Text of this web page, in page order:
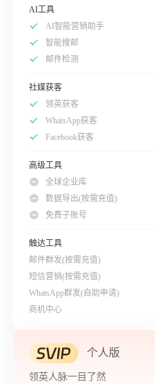
AI工具
AI智能营销助手
智能搜邮
邮件检测
社媒获客
领英获客
WhatsApp获客
Facebook获客
高级工具
全球企业库
数据导出(按需充值)
免费子账号
触达工具
邮件群发(按需充值)
短信营销(按需充值)
WhatsApp群发(自助申请)
商机中心
个人版
领英人脉一目了然